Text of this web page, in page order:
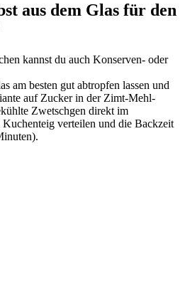
aus dem Glas für den
kannst du auch Konserven- oder
am besten gut abtropfen lassen und
auf Zucker in der Zimt-Mehl-
Zwetschgen direkt im
Kuchenteig verteilen und die Backzeit